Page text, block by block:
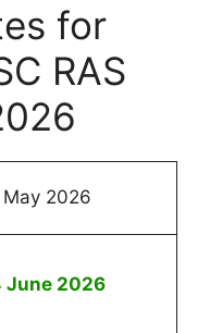
for
RAS
May 2026
June 2026